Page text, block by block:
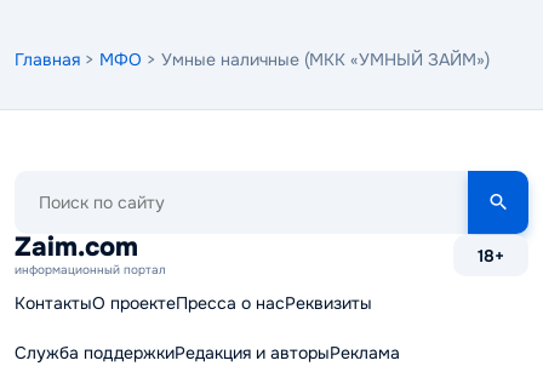
Главная > МФО > Умные наличные (МКК «УМНЫЙ ЗАЙМ»)
сайту
Zaim.com
информационный портал
18+
КонтактыО проектеПресса о насРеквизиты
Служба поддержкиРедакция и авторыРеклама